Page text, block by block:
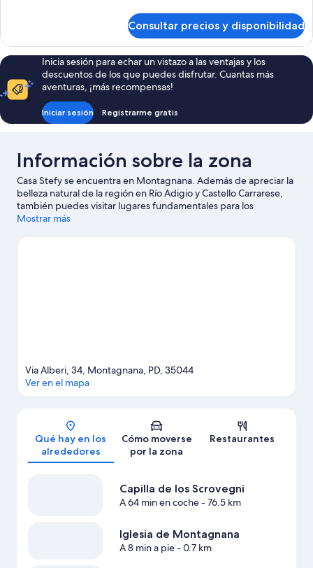
o
individuales,
baño
privado
Confort
con
1
cama
doble
2
privado
Consultar precios y disponibilidad
Inicia sesión para echar un vistazo a las ventajas y los
descuentos de los que puedes disfrutar. Cuantas más
aventuras, ¡más recompensas!
Iniciar sesión Registrarme gratis
Información sobre la zona
Casa Stefy se encuentra en Montagnana. Además de apreciar la
belleza natural de la región en Río Adigio y Castello Carrarese,
también puedes visitar lugares fundamentales para los
aficionados a la cultura, como Abadía de Santa María de Carceri
explorar la naturaleza realizando actividades como la equitación.
Mostrar más
Mapa
Via Alberi, 34, Montagnana, PD, 35044
Ver en el mapa
Qué hay en los
alrededores
Cómo moverse
por la zona
Restaurantes
Capilla de los Scrovegni
A 64 min en coche- 76.5 km
Iglesia de Montagnana
A 8 min a pie- 0.7 km